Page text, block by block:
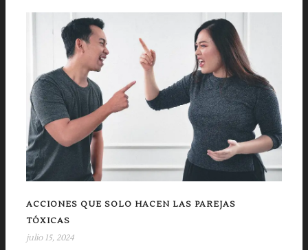
ACCIONES QUE SOLO HACEN LAS PAREJAS
TÓXICAS
julio 15, 2024